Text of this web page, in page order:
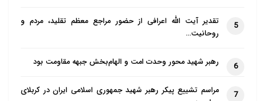
5
تقدیر آیت الله اعرافی از حضور مراجع معظم تقلید، مردم و
روحانیت…
6 رهبر شهید محور وحدت امت و الهام‌بخش جبهه مقاومت بود
7
مراسم تشییع پیکر رهبر شهید جمهوری اسلامی ایران در کربلای